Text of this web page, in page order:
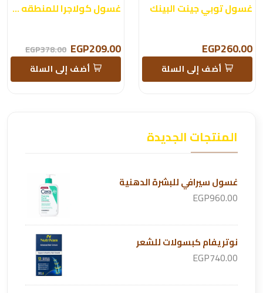
غسول توبي جينت البينك
EGP260.00
أضف إلى السلة
غسول كولاجرا للمنطقه الحساسة
EGP209.00
EGP378.00
أضف إلى السلة
المنتجات الجديدة
غسول سيرافي للبشرة الدهنية
EGP960.00
نوتريفام كبسولات للشعر
EGP740.00